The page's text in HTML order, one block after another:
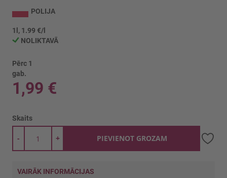
uz
galerijas
sākumu
POLIJA
1l, 1.99 €/l
NOLIKTAVĀ
Pērc 1
gab.
1,99 €
Skaits
+
- PIEVIENOT GROZAM
VAIRĀK INFORMĀCIJAS